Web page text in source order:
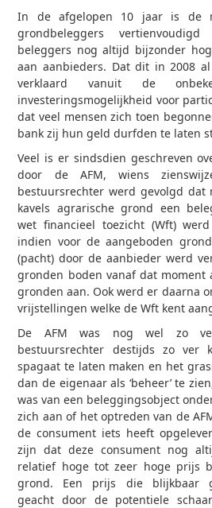
In de afgelopen 10 jaar is de
grondbeleggers
beleggers nog altijd bijzonder
aan aanbieders. Dat dit in 2008
verklaard vanuit de
investeringsmogelijkheid voor
dat veel mensen zich toen
bank zij hun geld durfden te laten
Veel is er sindsdien geschreven
door de AFM, wiens
bestuursrechter werd gevolgd dat
kavels agrarische grond een
wet financieel toezicht (Wft)
indien voor de aangeboden
(pacht) door de aanbieder werd
gronden boden vanaf dat moment
gronden aan. Ook werd er daarna
vrijstellingen welke de Wft kent
De AFM was nog wel zo
bestuursrechter destijds zo ver
spagaat te laten maken en het
dan de eigenaar als ‘beheer’ te
was van een beleggingsobject
zich aan of het optreden van de
de consument iets heeft
zijn dat deze consument nog
relatief hoge tot zeer hoge prijs
grond. Een prijs die blijkbaar
geacht door de potentiele